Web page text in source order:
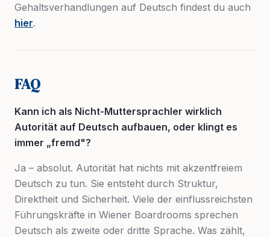
Gehaltsverhandlungen auf Deutsch findest du auch
hier.
FAQ
Kann ich als Nicht-Muttersprachler wirklich
Autorität auf Deutsch aufbauen, oder klingt es
immer „fremd"?
Ja – absolut. Autorität hat nichts mit akzentfreiem
Deutsch zu tun. Sie entsteht durch Struktur,
Direktheit und Sicherheit. Viele der einflussreichsten
Führungskräfte in Wiener Boardrooms sprechen
Deutsch als zweite oder dritte Sprache. Was zählt,